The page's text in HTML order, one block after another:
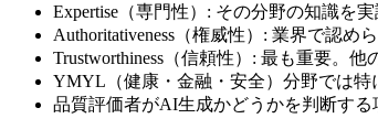
Expertise（専門性）: その分野の知識を
Authoritativeness（権威性）: 業界で認め
Trustworthiness（信頼性）: 最も重要。
YMYL（健康・金融・安全）分野では特
品質評価者がAI生成かどうかを判断する